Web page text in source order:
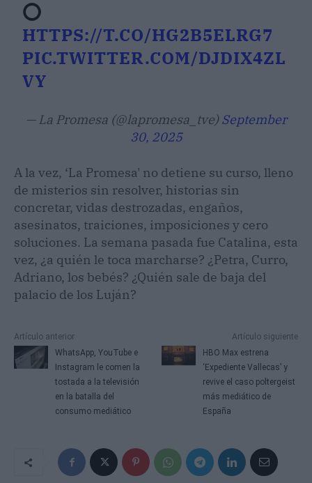
⭕
HTTPS://T.CO/HG2B5ELRG7
PIC.TWITTER.COM/DJDIX4ZL
VY
— La Promesa (@lapromesa_tve) September
30, 2025
A la vez, ‘La Promesa' no detiene su curso, lleno
de misterios sin resolver, historias sin
concretar, vidas destrozadas, engaños,
asesinatos, traiciones, imposiciones y cero
soluciones. La semana pasada fue Catalina, esta
vez, ¿a quién le toca marcharse? ¿Petra, Curro,
Adriano, los bebés? ¿Quién sale de baja del
palacio de los Luján?
Artículo anterior
WhatsApp, YouTube e
Instagram le comen la
tostada a la televisión
en la batalla del
consumo mediático
Artículo siguiente
HBO Max estrena
‘Expediente Vallecas’ y
revive el caso poltergeist
más mediático de
España